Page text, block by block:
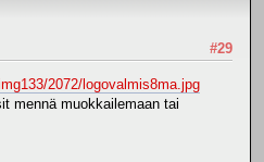
#29
2072/logovalmis8ma.jpg
mennä muokkailemaan tai